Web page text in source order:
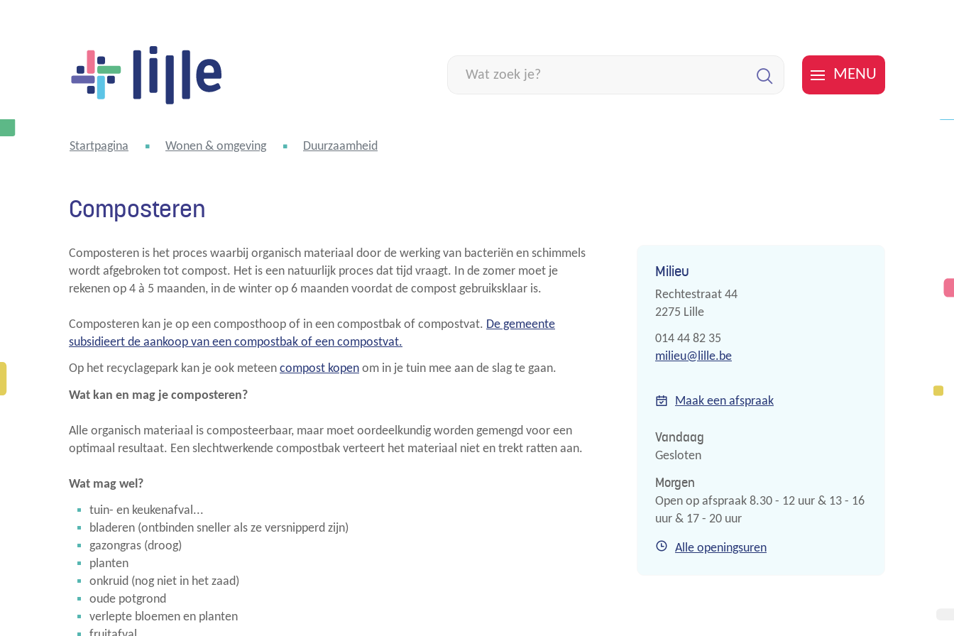
Lille
zoek
MENU
Startpagina Wonen & omgeving Duurzaamheid
Composteren
Composteren is het proces waarbij organisch materiaal door de werking van bacteriën en schimmels
wordt afgebroken tot compost. Het is een natuurlijk proces dat tijd vraagt. In de zomer moet je
rekenen op 4 à 5 maanden, in de winter op 6 maanden voordat de compost gebruiksklaar is.
Composteren kan je op een composthoop of in een compostbak of compostvat. De gemeente
subsidieert de aankoop van een compostbak of een compostvat.
Op het recyclagepark kan je ook meteen compost kopen om in je tuin mee aan de slag te gaan.
Wat kan en mag je composteren?
Alle organisch materiaal is composteerbaar, maar moet oordeelkundig worden gemengd voor een
optimaal resultaat. Een slechtwerkende compostbak verteert het materiaal niet en trekt ratten aan.
Wat mag wel?
tuin- en keukenafval...
bladeren (ontbinden sneller als ze versnipperd zijn)
gazongras (droog)
planten
onkruid (nog niet in het zaad)
oude potgrond
verlepte bloemen en planten
Contact
Milieu
Adres
Rechtestraat 44
,2275 Lille
Tel.
014 44 82 35
E-
milieu@lille.be
Maak een afspraak
Vandaag
Gesloten
Morgen
Open op afspraak 8.30 - 12 uur & 13 - 16
uur & 17 - 20 uur
Alle openingsurenMilieu